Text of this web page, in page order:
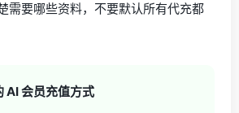
需要哪些资料，不要默认所有代充都
AI 会员充值方式